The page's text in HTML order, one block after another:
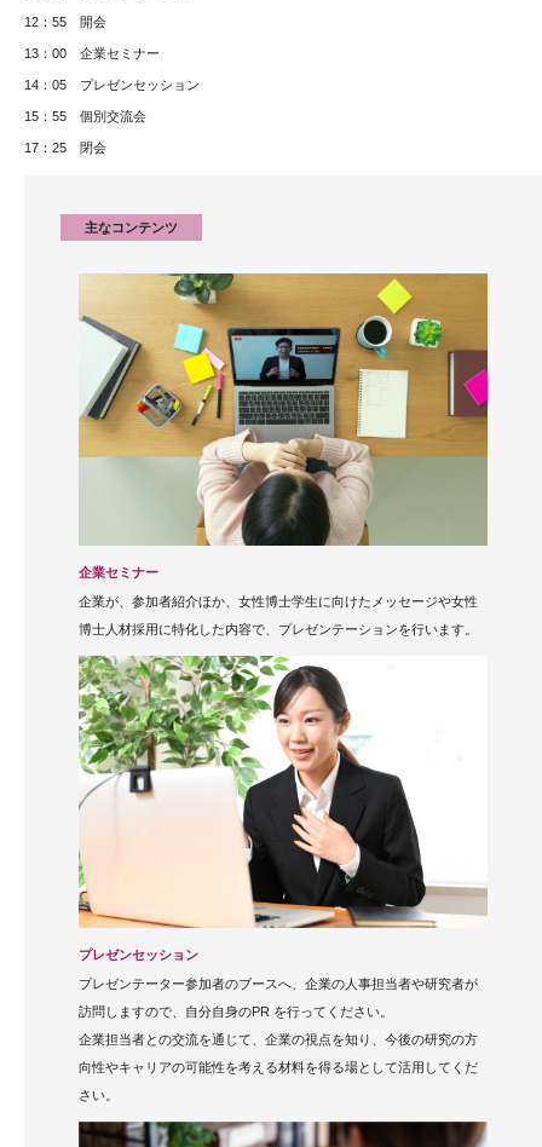
12：55 開会
13：00 企業セミナー
14：05 プレゼンセッション
15：55 個別交流会
17：25 閉会
主なコンテンツ
企業セミナー
企業が、参加者紹介ほか、女性博士学生に向けたメッセージや女性
博士人材採用に特化した内容で、プレゼンテーションを行います。
プレゼンセッション
プレゼンテーター参加者のブースへ、企業の人事担当者や研究者が
訪問しますので、自分自身のPR を行ってください。
企業担当者との交流を通じて、企業の視点を知り、今後の研究の方
向性やキャリアの可能性を考える材料を得る場として活用してくだ
さい。